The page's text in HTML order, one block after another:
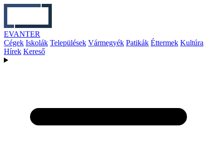
EVANTER
Cégek Iskolák Települések Vármegyék Patikák Éttermek Kultúra
Hírek Kereső